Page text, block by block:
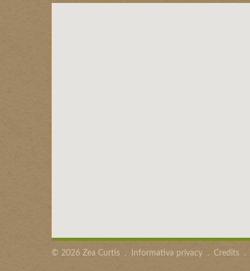
© 2026 Zea Curtis . Informativa privacy . Credits .